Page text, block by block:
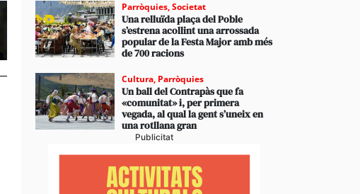
Parròquies,Societat
Una relluïda plaça del Poble
s’estrena acollint una arrossada
popular de la Festa Major amb més
de 700 racions
Cultura, Parròquies
Un ball del Contrapàs que fa
«comunitat» i, per primera
vegada, al qual la gent s’uneix en
una rotllana gran
Publicitat